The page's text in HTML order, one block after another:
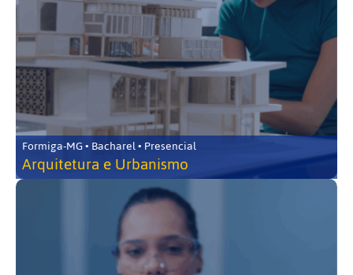
Formiga-MG • Bacharel • Presencial
Arquitetura e Urbanismo